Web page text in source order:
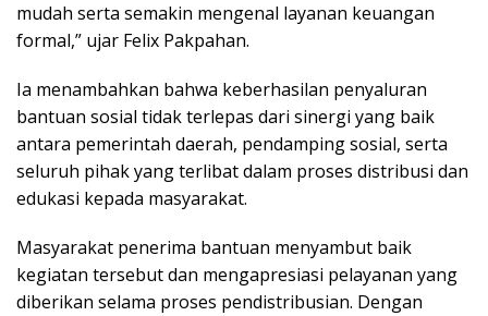
mudah serta semakin mengenal layanan keuangan
formal,” ujar Felix Pakpahan.
Ia menambahkan bahwa keberhasilan penyaluran
bantuan sosial tidak terlepas dari sinergi yang baik
antara pemerintah daerah, pendamping sosial, serta
seluruh pihak yang terlibat dalam proses distribusi dan
edukasi kepada masyarakat.
Masyarakat penerima bantuan menyambut baik
kegiatan tersebut dan mengapresiasi pelayanan yang
diberikan selama proses pendistribusian. Dengan